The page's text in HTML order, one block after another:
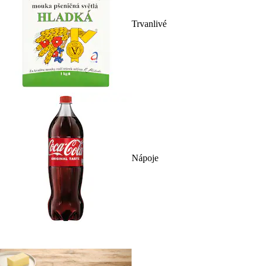
Trvanlivé
Nápoje